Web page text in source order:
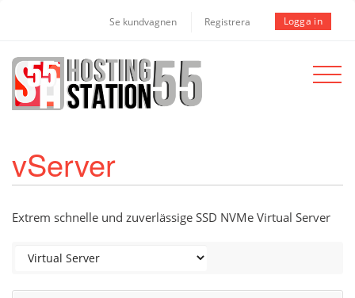
Se kundvagnen Registrera Logga in
Toggle
vServer
Extrem schnelle und zuverlässige SSD NVMe Virtual Server